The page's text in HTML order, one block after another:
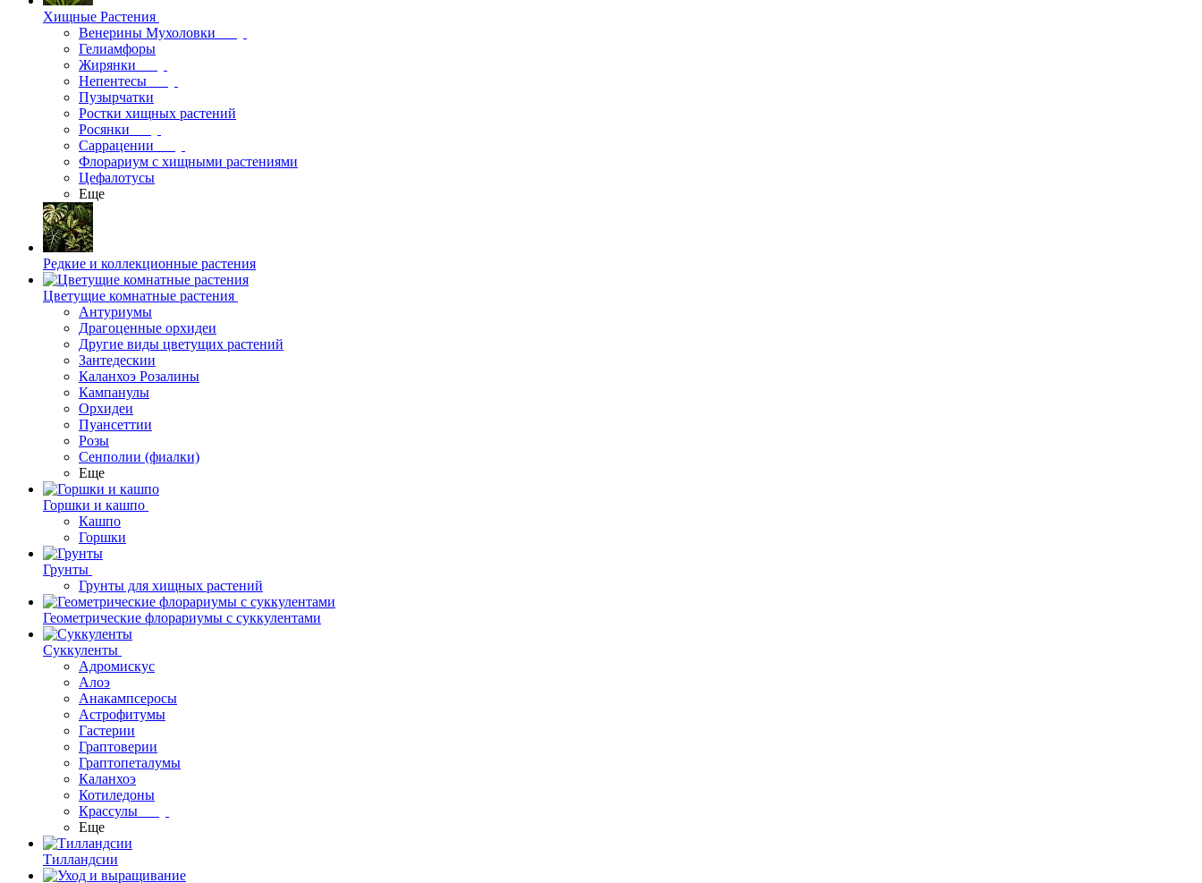
Хищные Растения
Венерины Мухоловки
Гелиамфоры
Жирянки
Непентесы
Пузырчатки
Ростки хищных растений
Росянки
Саррацении
Флорариум с хищными растениями
Цефалотусы
Еще
Редкие и коллекционные растения
Цветущие комнатные растения
Антуриумы
Драгоценные орхидеи
Другие виды цветущих растений
Зантедескии
Каланхоэ Розалины
Кампанулы
Орхидеи
Пуансеттии
Розы
Сенполии (фиалки)
Еще
Горшки и кашпо
Кашпо
Горшки
Грунты
Грунты для хищных растений
Геометрические флорариумы с суккулентами
Суккуленты
Адромискус
Алоэ
Анакампсеросы
Астрофитумы
Гастерии
Граптоверии
Граптопеталумы
Каланхоэ
Котиледоны
Крассулы
Еще
Тилландсии